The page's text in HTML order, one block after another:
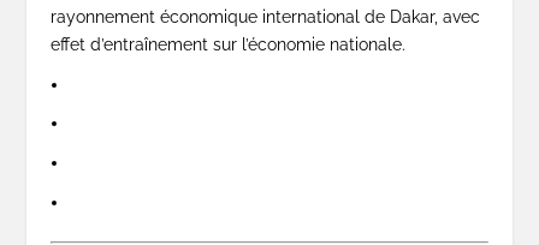
rayonnement économique international de Dakar, avec
effet d’entraînement sur l’économie nationale.